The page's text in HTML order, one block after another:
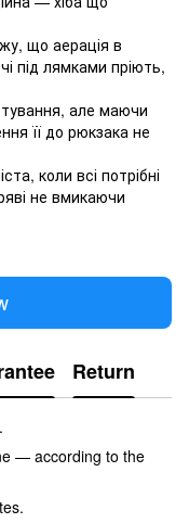
що аерація в
під лямками пріють,
але маючи
її до рюкзака не
коли всі потрібні
не вмикаючи
Return
— according to the